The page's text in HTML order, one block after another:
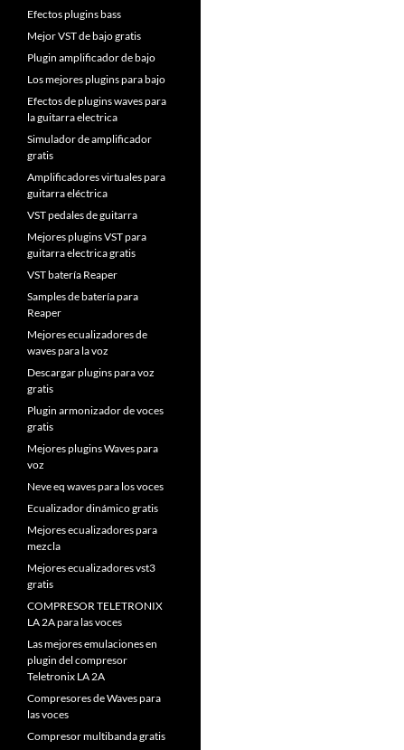
Efectos plugins bass
Mejor VST de bajo gratis
Plugin amplificador de bajo
Los mejores plugins para bajo
Efectos de plugins waves para
la guitarra electrica
Simulador de amplificador
gratis
Amplificadores virtuales para
guitarra eléctrica
VST pedales de guitarra
Mejores plugins VST para
guitarra electrica gratis
VST batería Reaper
Samples de batería para
Reaper
Mejores ecualizadores de
waves para la voz
Descargar plugins para voz
gratis
Plugin armonizador de voces
gratis
Mejores plugins Waves para
voz
Neve eq waves para los voces
Ecualizador dinámico gratis
Mejores ecualizadores para
mezcla
Mejores ecualizadores vst3
gratis
COMPRESOR TELETRONIX
LA 2A para las voces
Las mejores emulaciones en
plugin del compresor
Teletronix LA 2A
Compresores de Waves para
las voces
Compresor multibanda gratis